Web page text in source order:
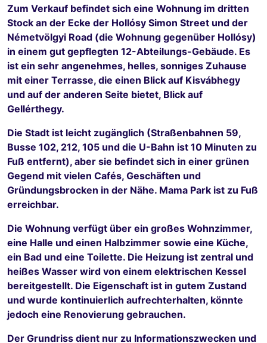
Zum Verkauf befindet sich eine Wohnung im dritten
Stock an der Ecke der Hollósy Simon Street und der
Németvölgyi Road (die Wohnung gegenüber Hollósy)
in einem gut gepflegten 12-Abteilungs-Gebäude. Es
ist ein sehr angenehmes, helles, sonniges Zuhause
mit einer Terrasse, die einen Blick auf Kisvábhegy
und auf der anderen Seite bietet, Blick auf
Gellérthegy.
Die Stadt ist leicht zugänglich (Straßenbahnen 59,
Busse 102, 212, 105 und die U-Bahn ist 10 Minuten zu
Fuß entfernt), aber sie befindet sich in einer grünen
Gegend mit vielen Cafés, Geschäften und
Gründungsbrocken in der Nähe. Mama Park ist zu Fuß
erreichbar.
Die Wohnung verfügt über ein großes Wohnzimmer,
eine Halle und einen Halbzimmer sowie eine Küche,
ein Bad und eine Toilette. Die Heizung ist zentral und
heißes Wasser wird von einem elektrischen Kessel
bereitgestellt. Die Eigenschaft ist in gutem Zustand
und wurde kontinuierlich aufrechterhalten, könnte
jedoch eine Renovierung gebrauchen.
Der Grundriss dient nur zu Informationszwecken und